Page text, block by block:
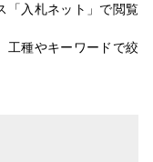
「入札ネット」で閲覧
工種やキーワードで絞